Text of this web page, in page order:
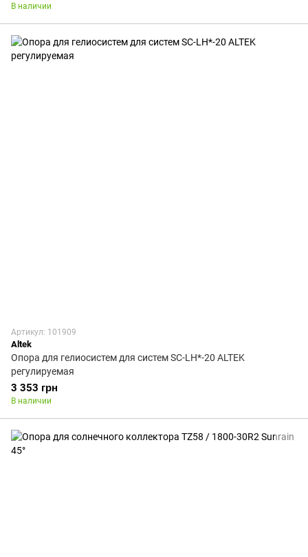
В наличии
Артикул: 101909
Altek
Опора для гелиосистем для систем SC-LH*-20 ALTEK
регулируемая
3 353 грн
В наличии